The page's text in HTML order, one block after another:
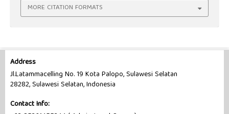
MORE CITATION FORMATS
Address
Jl.Latammacelling No. 19 Kota Palopo, Sulawesi Selatan
28282, Sulawesi Selatan, Indonesia
Contact Info: